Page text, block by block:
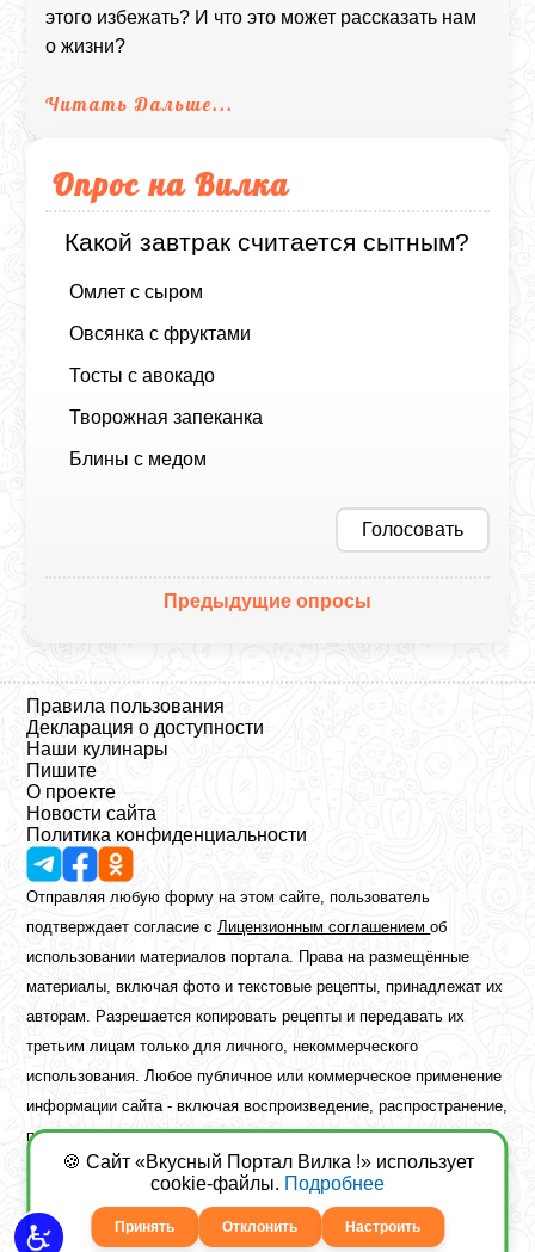
этого избежать? И что это может рассказать нам
о жизни?
Читать Дальше...
Опрос на Вилка
Какой завтрак считается сытным?
Омлет с сыром
Овсянка с фруктами
Тосты с авокадо
Творожная запеканка
Блины с медом
Голосовать
Предыдущие опросы
Правила пользования
Декларация о доступности
Наши кулинары
Пишите
О проекте
Новости сайта
Политика конфиденциальности
Отправляя любую форму на этом сайте, пользователь
подтверждает согласие сЛицензионным соглашениемоб
использовании материалов портала. Права на размещённые
материалы, включая фото и текстовые рецепты, принадлежат их
авторам. Разрешается копировать рецепты и передавать их
третьим лицам только для личного, некоммерческого
использования. Любое публичное или коммерческое применение
информации сайта - включая воспроизведение, распространение,
публикацию или обработку - возможно лишь при наличии
предварительного письменного разрешения правообладателя.
Copyright ©2026 Вкусный Портал Вилка
Сайт построенfreebrush.net
🍪 Сайт «Вкусный Портал Вилка !» использует
cookie-файлы. Подробнее
Принять Отклонить Настроить